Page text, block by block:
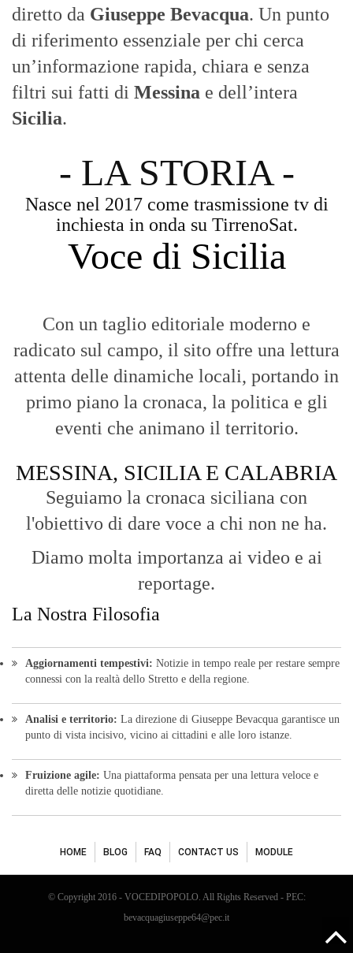
diretto da Giuseppe Bevacqua. Un punto
di riferimento essenziale per chi cerca
un’informazione rapida, chiara e senza
filtri sui fatti di Messina e dell’intera
Sicilia.
- LA STORIA -
Nasce nel 2017 come trasmissione tv di
inchiesta in onda su TirrenoSat.
Voce di Sicilia
Con un taglio editoriale moderno e
radicato sul campo, il sito offre una lettura
attenta delle dinamiche locali, portando in
primo piano la cronaca, la politica e gli
eventi che animano il territorio.
MESSINA, SICILIA E CALABRIA
Seguiamo la cronaca siciliana con
l'obiettivo di dare voce a chi non ne ha.
Diamo molta importanza ai video e ai
reportage.
La Nostra Filosofia
Aggiornamenti tempestivi: Notizie in tempo reale per restare sempre
connessi con la realtà dello Stretto e della regione.
Analisi e territorio: La direzione di Giuseppe Bevacqua garantisce un
punto di vista incisivo, vicino ai cittadini e alle loro istanze.
Fruizione agile: Una piattaforma pensata per una lettura veloce e
diretta delle notizie quotidiane.
HOME BLOG FAQ CONTACT US MODULE
© Copyright 2016 - VOCEDIPOPOLO. All Rights Reserved - PEC:
bevacquagiuseppe64@pec.it